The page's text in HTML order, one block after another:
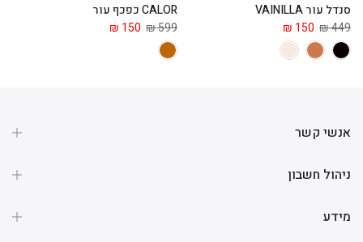
סנדל עור VAINILLA
449 ₪
150 ₪
CALOR כפכף עור
599 ₪
150 ₪
אנשי קשר
ניהול חשבון
מידע